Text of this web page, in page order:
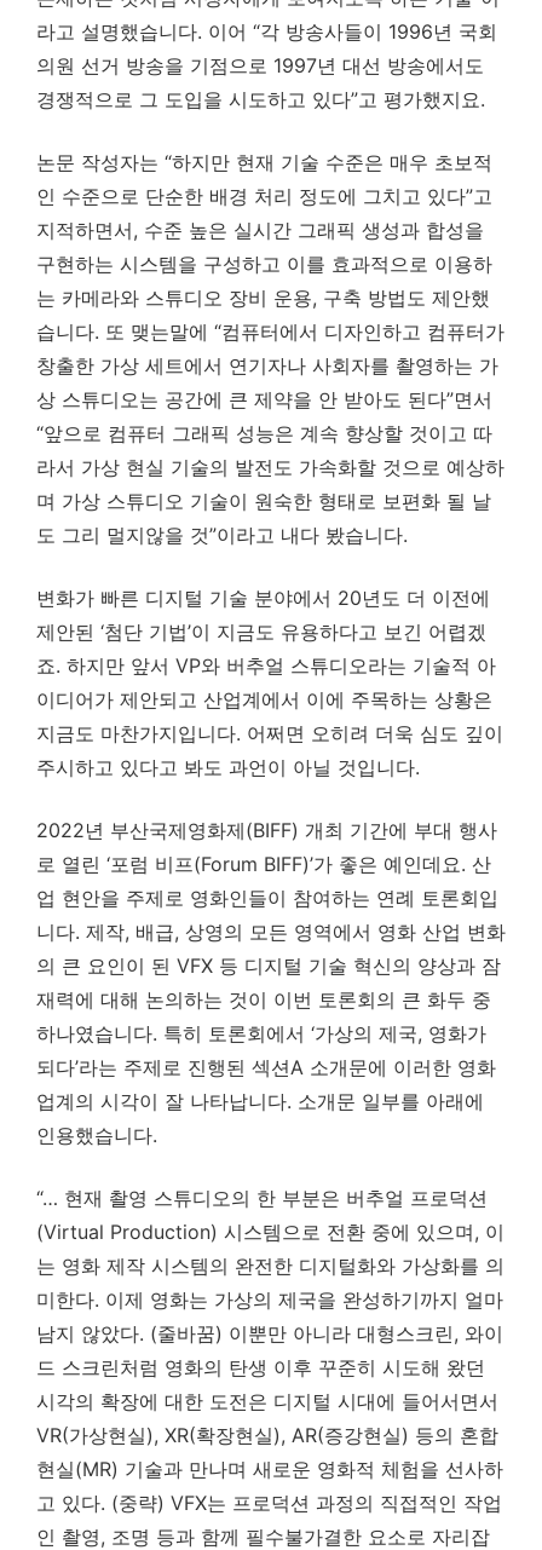
라고 설명했습니다. 이어 “각 방송사들이 1996년 국회
의원 선거 방송을 기점으로 1997년 대선 방송에서도
경쟁적으로 그 도입을 시도하고 있다”고 평가했지요.
논문 작성자는 “하지만 현재 기술 수준은 매우 초보적
인 수준으로 단순한 배경 처리 정도에 그치고 있다”고
지적하면서, 수준 높은 실시간 그래픽 생성과 합성을
구현하는 시스템을 구성하고 이를 효과적으로 이용하
는 카메라와 스튜디오 장비 운용, 구축 방법도 제안했
습니다. 또 맺는말에 “컴퓨터에서 디자인하고 컴퓨터가
창출한 가상 세트에서 연기자나 사회자를 촬영하는 가
상 스튜디오는 공간에 큰 제약을 안 받아도 된다”면서
“앞으로 컴퓨터 그래픽 성능은 계속 향상할 것이고 따
라서 가상 현실 기술의 발전도 가속화할 것으로 예상하
며 가상 스튜디오 기술이 원숙한 형태로 보편화 될 날
도 그리 멀지않을 것”이라고 내다 봤습니다.
변화가 빠른 디지털 기술 분야에서 20년도 더 이전에
제안된 ‘첨단 기법’이 지금도 유용하다고 보긴 어렵겠
죠. 하지만 앞서 VP와 버추얼 스튜디오라는 기술적 아
이디어가 제안되고 산업계에서 이에 주목하는 상황은
지금도 마찬가지입니다. 어쩌면 오히려 더욱 심도 깊이
주시하고 있다고 봐도 과언이 아닐 것입니다.
2022년 부산국제영화제(BIFF) 개최 기간에 부대 행사
로 열린 ‘포럼 비프(Forum BIFF)’가 좋은 예인데요. 산
업 현안을 주제로 영화인들이 참여하는 연례 토론회입
니다. 제작, 배급, 상영의 모든 영역에서 영화 산업 변화
의 큰 요인이 된 VFX 등 디지털 기술 혁신의 양상과 잠
재력에 대해 논의하는 것이 이번 토론회의 큰 화두 중
하나였습니다. 특히 토론회에서 ‘가상의 제국, 영화가
되다’라는 주제로 진행된 섹션A 소개문에 이러한 영화
업계의 시각이 잘 나타납니다. 소개문 일부를 아래에
인용했습니다.
“… 현재 촬영 스튜디오의 한 부분은 버추얼 프로덕션
(Virtual Production) 시스템으로 전환 중에 있으며, 이
는 영화 제작 시스템의 완전한 디지털화와 가상화를 의
미한다. 이제 영화는 가상의 제국을 완성하기까지 얼마
남지 않았다. (줄바꿈) 이뿐만 아니라 대형스크린, 와이
드 스크린처럼 영화의 탄생 이후 꾸준히 시도해 왔던
시각의 확장에 대한 도전은 디지털 시대에 들어서면서
VR(가상현실), XR(확장현실), AR(증강현실) 등의 혼합
현실(MR) 기술과 만나며 새로운 영화적 체험을 선사하
고 있다. (중략) VFX는 프로덕션 과정의 직접적인 작업
인 촬영, 조명 등과 함께 필수불가결한 요소로 자리잡